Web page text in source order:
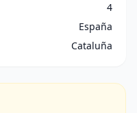
4
España
Cataluña